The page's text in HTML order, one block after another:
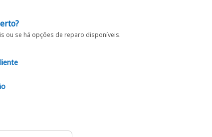
ou se há opções de reparo disponíveis.